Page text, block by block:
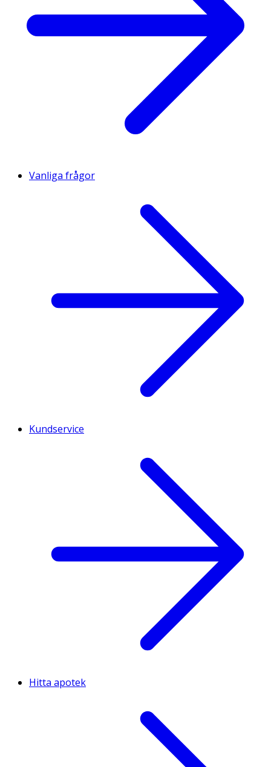
Vanliga frågor
Kundservice
Hitta apotek